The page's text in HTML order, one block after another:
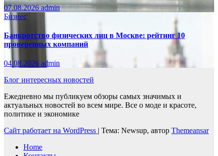
07.08.2026admin
Бизнес
Банкротство физических лиц в Москве: рейтинг 10
проверенных компаний
04.08.2026 admin
Блог интересных новостей
Ежедневно мы публикуем обзоры самых значимых и
актуальных новостей во всем мире. Все о моде и красоте,
политике и экономике
Сайт работает на WordPress
Тема: Newsup, автор Themeansar
Home